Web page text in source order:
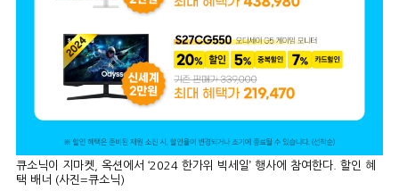
큐소닉이 지마켓, 옥션에서 ‘2024 한가위 빅세일’ 행사에 참여한다. 할인 혜
택 배너 (사진=큐소닉)